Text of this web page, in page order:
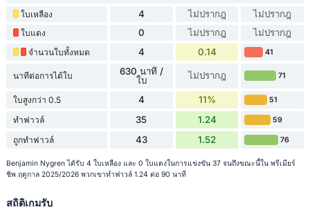
ใบเหลือง
4 ไม่ปรากฎ ไม่ปรากฎ
ใบแดง 0 ไม่ปรากฎ ไม่ปรากฎ
จำนวนใบทั้งหมด 4 0.14 41
นาทีต่อการได้ใบ
630 นาที /
ใบ
ไม่ปรากฎ 71
ใบสูงกว่า 0.5 4 11% 51
ทำฟาวล์ 35 1.24 59
ถูกทำฟาวล์ 43 1.52 76
Benjamin Nygren ได้รับ 4 ใบเหลือง และ 0 ใบแดงในการแข่งขัน 37 จนถึงขณะนี้ใน พรีเมียร์
ชิพ ฤดูกาล 2025/2026 พวกเขาทำฟาวล์ 1.24 ต่อ 90 นาที
สถิติเกมรับ